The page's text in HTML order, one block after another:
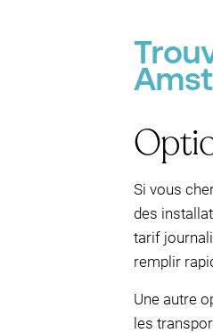
Si vous
des
tarif
remplir
Une autre
les